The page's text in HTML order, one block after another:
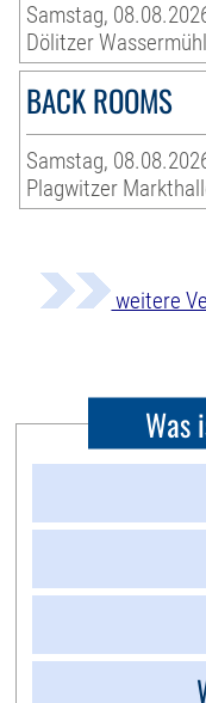
Samstag,
Dölitzer
BACK ROOMS
Samstag,
Plagwitzer
weitere
Was